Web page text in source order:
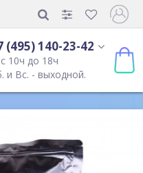
(495) 140-23-42
10ч до 18ч
и Вс. - выходной.